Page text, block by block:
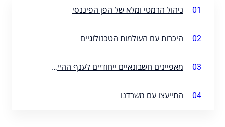
01 ניהול הרמטי ומלא של הפן הפיננסי
02 היכרות עם העולמות הטכנולוגיים
03 מאפיינים חשבונאיים ייחודיים לענף ההייטק
04 התייעצו עם משרדנו